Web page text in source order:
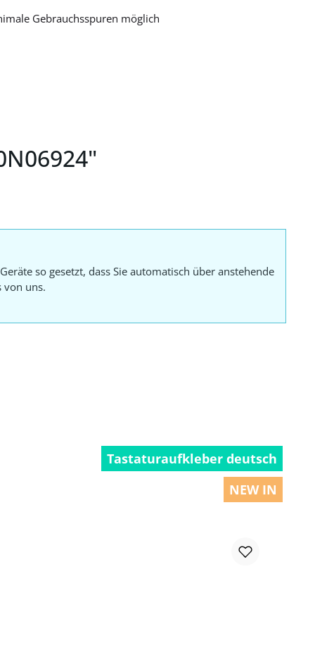
Gebrauchsspuren möglich
so gesetzt, dass Sie automatisch über anstehende
von uns.
Tastaturaufkleber deutsch
NEW IN